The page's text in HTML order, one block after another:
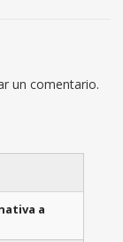
un comentario.
a